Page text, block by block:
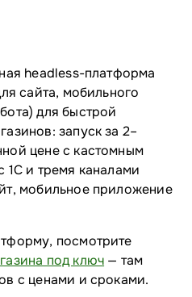
headless-платформа
сайта, мобильного
для быстрой
запуск за 2–
цене с кастомным
1С и тремя каналами
мобильное приложение
посмотрите
под ключ — там
с ценами и сроками.